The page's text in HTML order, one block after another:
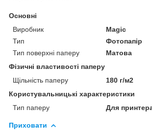
Основні
Виробник
Magic
Тип
Фотопапір
Тип поверхні паперу
Матова
Фізичні властивості паперу
Щільність паперу
180 г/м2
Користувальницькі характеристики
Тип паперу
Для
Приховати